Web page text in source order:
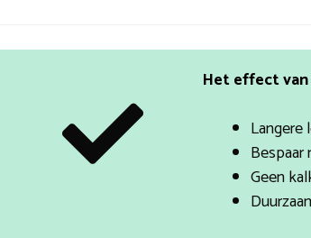
Het effect
Langere
Bespaar
Geen